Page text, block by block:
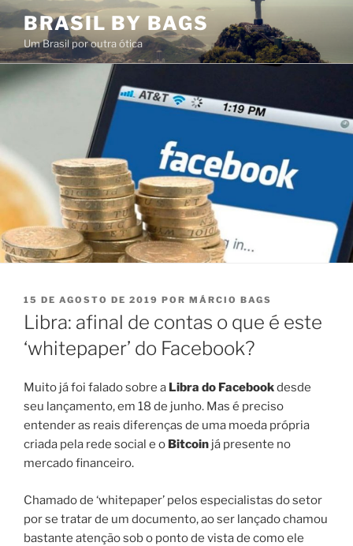
Pular
para
o
conteúdo
BRASIL BY BAGS
Um Brasil por outra ótica
PUBLICADO
EM
15 DE AGOSTO DE 2019 POR MÁRCIO BAGS
Libra: afinal de contas o que é este
‘whitepaper’ do Facebook?
Muito já foi falado sobre a Libra do Facebookdesde
seu lançamento, em 18 de junho. Mas é preciso
entender as reais diferenças de uma moeda própria
criada pela rede social e o Bitcoin já presente no
mercado financeiro.
Chamado de ‘whitepaper’ pelos especialistas do setor
por se tratar de um documento, ao ser lançado chamou
bastante atenção sob o ponto de vista de como ele